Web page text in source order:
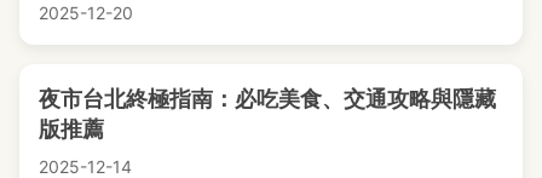
2025-12-20
夜市台北終極指南：必吃美食、交通攻略與隱藏
版推薦
2025-12-14